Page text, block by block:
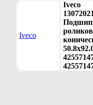
Iveco
Iveco